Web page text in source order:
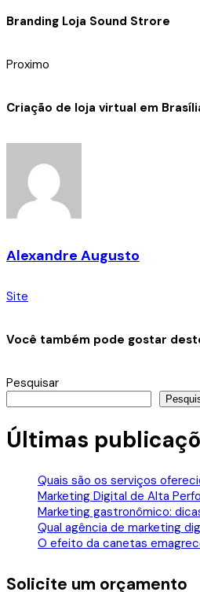
Branding Loja Sound Strore
Proximo
Criação de loja virtual em
Alexandre Augusto
Site
Você também pode gostar
Pesquisar
Últimas
Quais são os serviços
Marketing Digital de Alta
Marketing gastronômico:
Qual agência de marketing
O efeito da canetas
Solicite um orçamento